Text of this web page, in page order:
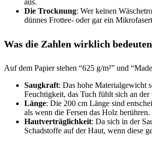
Die Trocknung: Wer keinen
dünnes Frottee- oder gar ein
Was die Zahlen wirklich bedeuten
Auf dem Papier stehen “625 g/m²” und
Saugkraft: Das hohe Materialgewicht
Feuchtigkeit, das Tuch fühlt sich an
Länge: Die 200 cm Länge sind
als wenn die Fersen das Holz berühren.
Hautverträglichkeit: Da sich in der
Schadstoffe auf der Haut, wenn diese